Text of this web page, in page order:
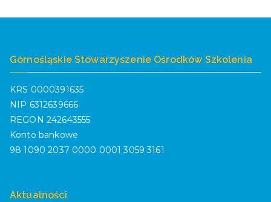
Górnośląskie Stowarzyszenie Ośrodków Szkolenia
KRS 0000391635
NIP 6312639666
REGON 242643555
Konto bankowe
98 1090 2037 0000 0001 3059 3161
Aktualności